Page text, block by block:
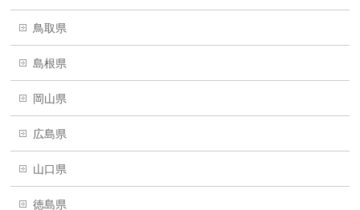
鳥取県
島根県
岡山県
広島県
山口県
徳島県